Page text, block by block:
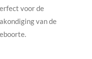
voor de
van de